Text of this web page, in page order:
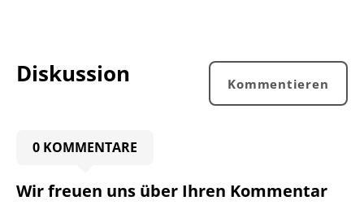
Diskussion Kommentieren
0 KOMMENTARE
Wir freuen uns über Ihren Kommentar